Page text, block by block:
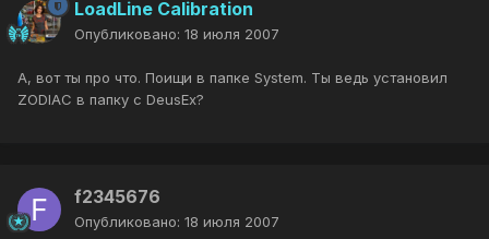
LoadLine Calibration
Опубликовано: 18 июля 2007
А, вот ты про что. Поищи в папке System. Ты ведь установил
ZODIAC в папку с DeusEx?
f2345676
Опубликовано: 18 июля 2007